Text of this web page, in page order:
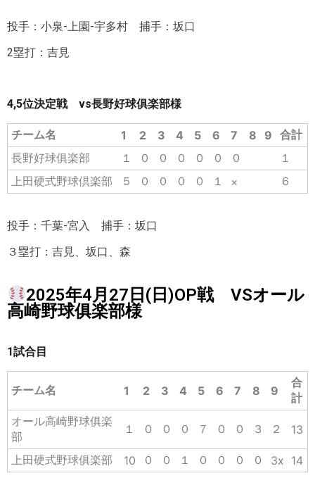
投手：小泉-上園-宇多村 捕手：坂口
2塁打：吉見
4,5位決定戦 vs長野好球俱楽部様
チーム名 1 2 3 4 5 6 7 8 9 合計
長野好球俱楽部
１ ０ ０ ０ ０ ０ ０
１
上田硬式野球倶楽部
５ ０ ０ ０ ０ １ × ６
投手：千葉-宮入 捕手：坂口
３塁打：吉見、坂口、森
2025年4月27日(日)OP戦 VSオール
高崎野球俱楽部様
1試合目
チーム名 1 2 3 4 5 6 7 8 9
合
計
オール高崎野球俱楽
部
１ ０ ０ ０ ７ ０ ０ ３ ２ 13
上田硬式野球俱楽部 10 ０ ０ １ ０ ０ ０ ０ 3x 14